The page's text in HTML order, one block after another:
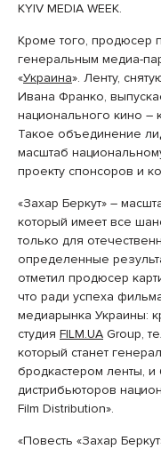
KYIV MEDIA WEEK.
Кроме того, продюсер
генеральным медиа-
«Украина». Ленту,
Ивана Франко,
национального кино –
Такое объединение
масштаб
проекту спонсоров и
«Захар Беркут» –
который имеет все
только для
определенные
отметил продюсер
что ради успеха
медиарынка Украины:
студия FILM.UA Group,
который станет
бродкастером ленты,
дистрибьюторов
Film Distribution».
«Повесть «Захар